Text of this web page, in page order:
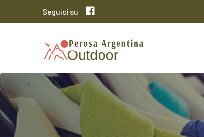
Seguici su